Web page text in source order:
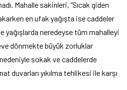
Mahalle sakinleri, “Sıcak giden
en ufak yağışta ise caddeler
yağışlarda neredeyse tüm mahalleyi
dönmekte büyük zorluklar
nedeniyle sokak ve caddelerde
duvarları yıkılma tehlikesi ile karşı